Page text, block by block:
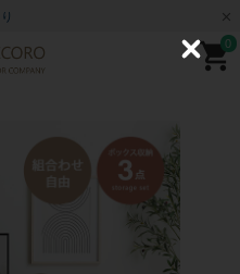
0
C